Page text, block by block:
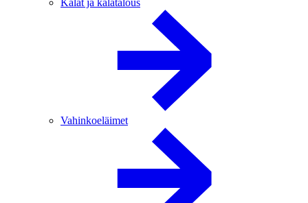
Vahinkoeläimet